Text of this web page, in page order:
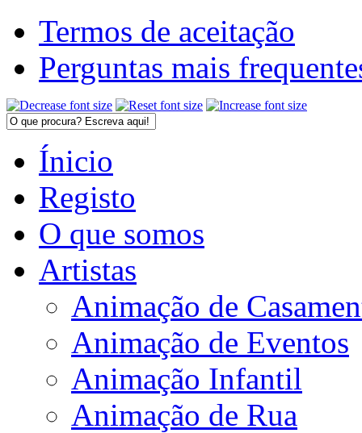
Termos de aceitação
Perguntas mais
Ínicio
Registo
O que somos
Artistas
Animação de
Animação de Eventos
Animação Infantil
Animação de Rua